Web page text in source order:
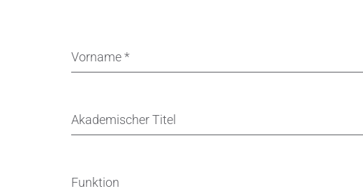
Vorname*
Akademischer Titel
Funktion